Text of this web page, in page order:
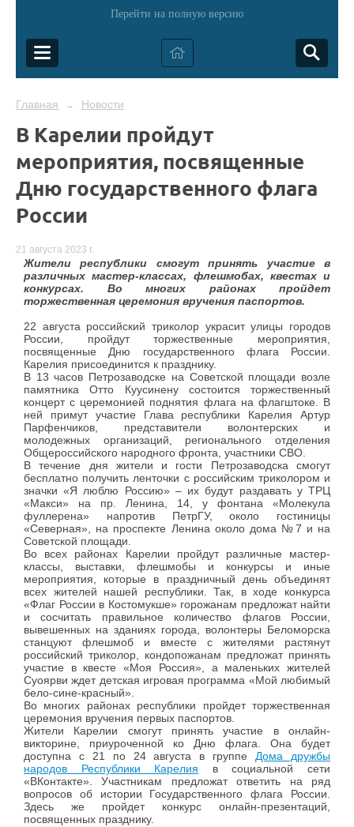
Перейти на полную версию
Главная → Новости
В Карелии пройдут
мероприятия, посвященные
Дню государственного флага
России
21 августа 2023 г.
Жители республики смогут принять участие в
различных мастер-классах, флешмобах, квестах и
конкурсах. Во многих районах пройдет
торжественная церемония вручения паспортов.
22 августа российский триколор украсит улицы городов
России, пройдут торжественные мероприятия,
посвященные Дню государственного флага России.
Карелия присоединится к празднику.
В 13 часов Петрозаводске на Советской площади возле
памятника Отто Куусинену состоится торжественный
концерт с церемонией поднятия флага на флагштоке. В
ней примут участие Глава республики Карелия Артур
Парфенчиков, представители волонтерских и
молодежных организаций, регионального отделения
Общероссийского народного фронта, участники СВО.
В течение дня жители и гости Петрозаводска смогут
бесплатно получить ленточки с российским триколором и
значки «Я люблю Россию» – их будут раздавать у ТРЦ
«Макси» на пр. Ленина, 14, у фонтана «Молекула
фуллерена» напротив ПетрГУ, около гостиницы
«Северная», на проспекте Ленина около дома №7 и на
Советской площади.
Во всех районах Карелии пройдут различные мастер-
классы, выставки, флешмобы и конкурсы и иные
мероприятия, которые в праздничный день объединят
всех жителей нашей республики. Так, в ходе конкурса
«Флаг России в Костомукше» горожанам предложат найти
и сосчитать правильное количество флагов России,
вывешенных на зданиях города, волонтеры Беломорска
станцуют флешмоб и вместе с жителями растянут
российский триколор, кондопожанам предложат принять
участие в квесте «Моя Россия», а маленьких жителей
Суоярви ждет детская игровая программа «Мой любимый
бело-сине-красный».
Во многих районах республики пройдет торжественная
церемония вручения первых паспортов.
Жители Карелии смогут принять участие в онлайн-
викторине, приуроченной ко Дню флага. Она будет
доступна с 21 по 24 августа в группеДома дружбы
народов Республики Карелия в социальной сети
«ВКонтакте». Участникам предложат ответить на ряд
вопросов об истории Государственного флага России.
Здесь же пройдет конкурс онлайн-презентаций,
посвященных празднику.